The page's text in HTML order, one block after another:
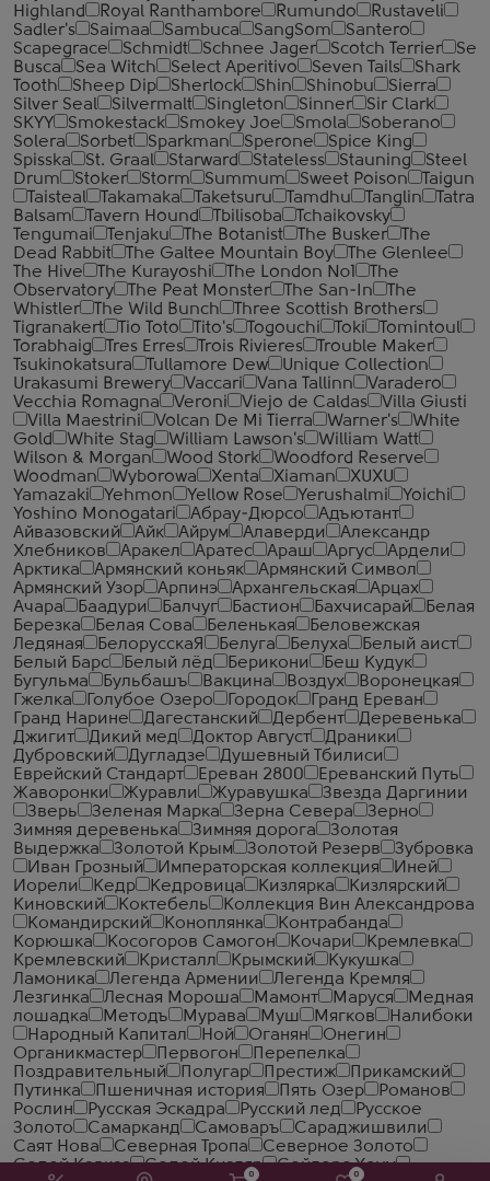
0 0
Highland
Royal Ranthambore Rumundo
Rustaveli
Sadler's
Saimaa Sambuca SangSom
Santero
Scapegrace
Schmidt Schnee Jager Scotch Terrier
Se
Busca
Sea Witch Select Aperitivo Seven Tails
Shark
Tooth
Sheep Dip Sherlock Shin Shinobu
Sierra
Silver Seal
Silvermalt Singleton Sinner
Sir Clark
SKYY
Smokestack Smokey Joe Smola
Soberano
Solera
Sorbet Sparkman Sperone
Spice King
Spisska
St. Graal Starward Stateless Stauning
Steel
Drum
Stoker Storm Summum Sweet Poison
Taigun
Taisteal
Takamaka Taketsuru Tamdhu Tanglin
Tatra
Balsam
Tavern Hound Tbilisoba
Tchaikovsky
Tengumai
Tenjaku The Botanist The Busker
The
Dead Rabbit
The Galtee Mountain Boy
The Glenlee
The Hive
The Kurayoshi The London №1
The
Observatory
The Peat Monster The San-In
The
Whistler
The Wild Bunch
Three Scottish Brothers
Tigranakert
Tio Toto Tito's Togouchi Toki
Tomintoul
Torabhaig
Tres Erres Trois Rivieres
Trouble Maker
Tsukinokatsura
Tullamore Dew
Unique Collection
Urakasumi Brewery
Vaccari Vana Tallinn
Varadero
Vecchia Romagna
Veroni Viejo de Caldas
Villa Giusti
Villa Maestrini
Volcan De Mi Tierra Warner's
White
Gold
White Stag William Lawson's
William Watt
Wilson & Morgan
Wood Stork
Woodford Reserve
Woodman
Wyborowa Xenta Xiaman
XUXU
Yamazaki
Yehmon Yellow Rose Yerushalmi
Yoichi
Yoshino Monogatari
Абрау-Дюрсо
Адъютант
Айвазовский
Айк Айрум Алаверди
Александр
Хлебников
Аракел Аратес Араш Аргус
Ардели
Арктика
Армянский коньяк
Армянский Символ
Армянский Узор
Арпинэ Архангельская
Арцах
Ачара
Баадури Балчуг Бастион Бахчисарай
Белая
Березка
Белая Сова Беленькая
Беловежская
Ледяная
БелорусскаЯ Белуга Белуха
Белый аист
Белый Барс
Белый лёд Берикони
Беш Кудук
Бугульма
Бульбашъ Вакцина Воздух
Воронецкая
Гжелка
Голубое Озеро Городок
Гранд Ереван
Гранд Нарине
Дагестанский Дербент
Деревенька
Джигит
Дикий мед Доктор Август
Драники
Дубровский
Дугладзе
Душевный Тбилиси
Еврейский Стандарт
Ереван 2800
Ереванский Путь
Жаворонки
Журавли Журавушка
Звезда Даргинии
Зверь
Зеленая Марка Зерна Севера
Зерно
Зимняя деревенька
Зимняя дорога
Золотая
Выдержка
Золотой Крым Золотой Резерв
Зубровка
Иван Грозный
Императорская коллекция
Иней
Иорели
Кедр Кедровица Кизлярка
Кизлярский
Киновский
Коктебель
Коллекция Вин Александрова
Командирский
Коноплянка
Контрабанда
Корюшка
Косогоров Самогон Кочари
Кремлевка
Кремлевский
Кристалл Крымский
Кукушка
Ламоника
Легенда Армении
Легенда Кремля
Лезгинка
Лесная Мороша Мамонт Маруся
Медная
лошадка
Методъ Мурава Муш Мягков
Налибоки
Народный Капитал
Ной Оганян
Онегин
Органикмастер
Первогон
Перепелка
Поздравительный
Полугар Престиж
Прикамский
Путинка
Пшеничная история Пять Озер
Романов
Рослин
Русская Эскадра Русский лед
Русское
Золото
Самарканд Самоваръ
Сараджишвили
Саят Нова
Северная Тропа
Северное Золото
Седой Кавказ
Седой Кизляр
Сейлорс Хоум